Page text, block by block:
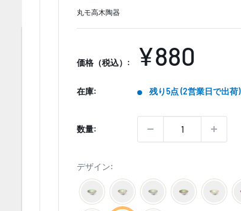
丸モ高木陶器
価格（税込）:
販
売
価
格
¥880
在庫: 残り5点 (2営業日で出荷)
数量:
デザイン: